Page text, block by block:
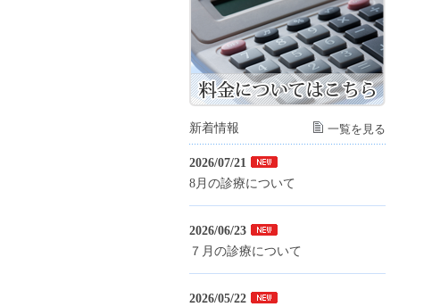
新着情報 一覧を見る
2026/07/21
8月の診療について
2026/06/23
７月の診療について
2026/05/22